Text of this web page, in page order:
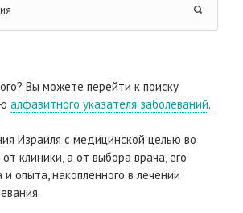
Вы можете перейти к поиску
алфавитного указателя заболеваний.
Израиля с медицинской целью во
клиники, а от выбора врача, его
опыта, накопленного в лечении